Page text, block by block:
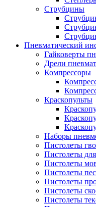
Струбцины
Пневматический
Гайковерты
Дрели
Компрессоры
Краскопульты
Наборы
Пистолеты
Пистолеты
Пистолеты
Пистолеты
Пистолеты
Пистолеты
Пистолеты